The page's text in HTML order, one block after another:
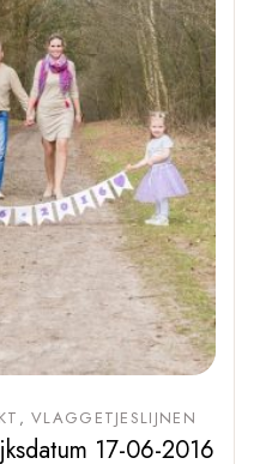
VLAGGETJESLIJNEN
17-06-2016